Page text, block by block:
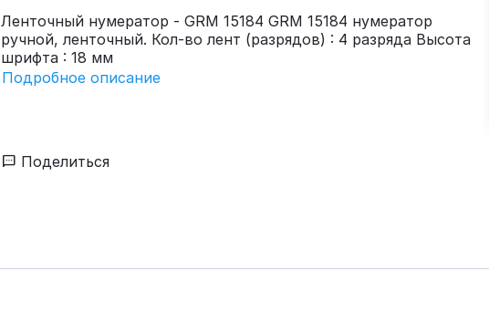
Ленточный нумератор - GRM 15184 GRM 15184 нумератор
ручной, ленточный. Кол-во лент (разрядов) : 4 разряда Высота
шрифта : 18 мм
Подробное описание
Поделиться